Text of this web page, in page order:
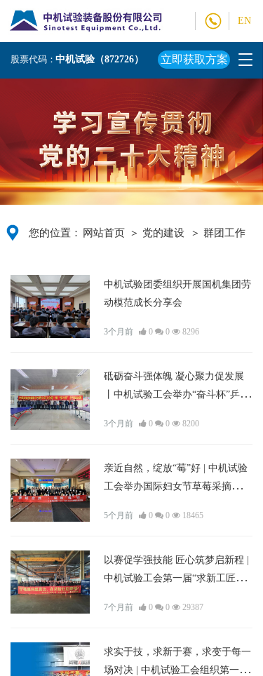
EN
T
g
g
e
n
a
v
i
t
股票代码：中机试验（872726） 立即获取方案
您的位置： 网站首页 ＞ 党的建设 ＞ 群团工作
中机试验团委组织开展国机集团劳
动模范成长分享会
3个月前 0 0 8296
砥砺奋斗强体魄 凝心聚力促发展
丨中机试验工会举办“奋斗杯”乒乓
3个月前 0 0 8200
亲近自然，绽放“莓”好 | 中机试验
工会举办国际妇女节草莓采摘主题
5个月前 0 0 18465
以赛促学强技能 匠心筑梦启新程 |
中机试验工会第一届“求新工匠
7个月前 0 0 29387
求实于技，求新于赛，求变于每一
场对决 | 中机试验工会组织第一